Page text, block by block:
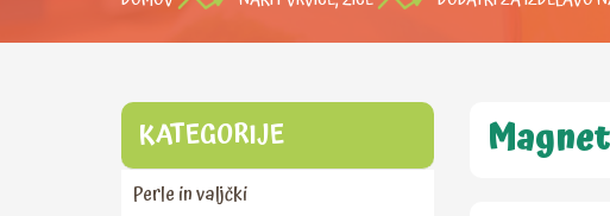
KATEGORIJE
Perle in valjčki